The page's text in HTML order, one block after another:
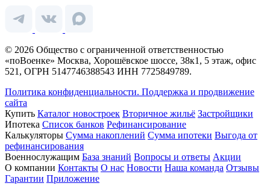
© 2026 Общество с ограниченной ответственностью
«поВоенке» Москва, Хорошёвское шоссе, 38к1, 5 этаж, офис
521, ОГРН 5147746388543 ИНН 7725849789.
Политика конфиденциальности. Поддержка и продвижение
сайта
Купить Каталог новостроек Вторичное жильё Застройщики
Ипотека Список банков Рефинансирование
Калькуляторы Сумма накоплений Сумма ипотеки Выгода от
рефинансирования
Военнослужащим База знаний Вопросы и ответы Акции
О компании Контакты О нас Новости Наша команда Отзывы
Гарантии Приложение